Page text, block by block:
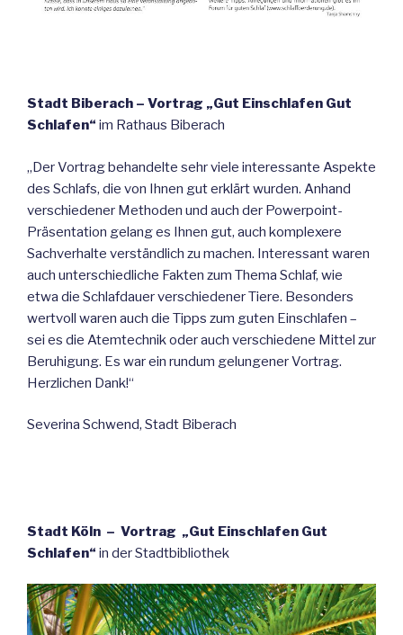
Stadt Biberach – Vortrag „Gut Einschlafen Gut
Schlafen“ im Rathaus Biberach
„Der Vortrag behandelte sehr viele interessante Aspekte
des Schlafs, die von Ihnen gut erklärt wurden. Anhand
verschiedener Methoden und auch der Powerpoint-
Präsentation gelang es Ihnen gut, auch komplexere
Sachverhalte verständlich zu machen. Interessant waren
auch unterschiedliche Fakten zum Thema Schlaf, wie
etwa die Schlafdauer verschiedener Tiere. Besonders
wertvoll waren auch die Tipps zum guten Einschlafen –
sei es die Atemtechnik oder auch verschiedene Mittel zur
Beruhigung. Es war ein rundum gelungener Vortrag.
Herzlichen Dank!“
Severina Schwend, Stadt Biberach
Stadt Köln – Vortrag „Gut Einschlafen Gut
Schlafen“ in der Stadtbibliothek